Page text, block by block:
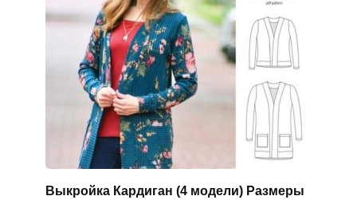
Выкройка Кардиган (4 модели) Размеры